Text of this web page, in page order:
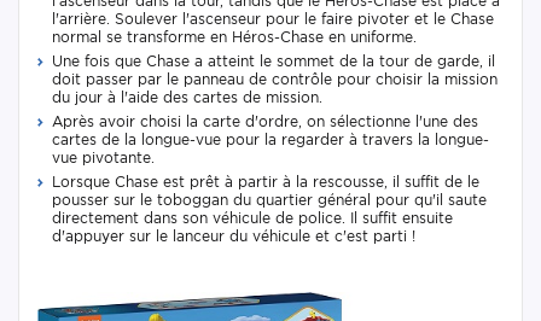
l'arrière. Soulever l'ascenseur pour le faire pivoter et le Chase
normal se transforme en Héros-Chase en uniforme.
Une fois que Chase a atteint le sommet de la tour de garde, il
doit passer par le panneau de contrôle pour choisir la mission
du jour à l'aide des cartes de mission.
Après avoir choisi la carte d'ordre, on sélectionne l'une des
cartes de la longue-vue pour la regarder à travers la longue-
vue pivotante.
Lorsque Chase est prêt à partir à la rescousse, il suffit de le
pousser sur le toboggan du quartier général pour qu'il saute
directement dans son véhicule de police. Il suffit ensuite
d'appuyer sur le lanceur du véhicule et c'est parti !